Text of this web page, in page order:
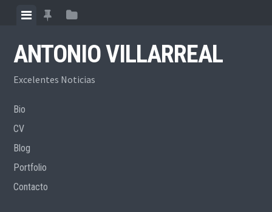
content
ViewView
posts
View
ANTONIO VILLARREAL
Excelentes Noticias
Bio
CV
Blog
Portfolio
Contacto